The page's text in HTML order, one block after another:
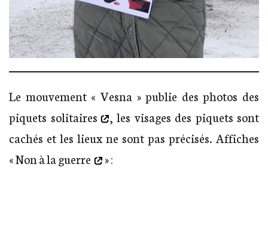
Le mouvement « Vesna » publie des photos des
piquets solitaires
, les visages des piquets sont
cachés et les lieux ne sont pas précisés. Affiches
«Non à la guerre » :